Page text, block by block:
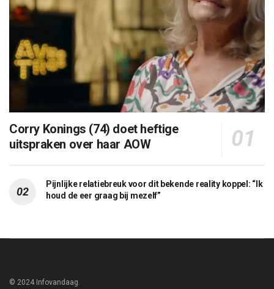
Corry Konings (74) doet heftige
uitspraken over haar AOW
Pijnlijke relatiebreuk voor dit bekende reality koppel: “Ik
houd de eer graag bij mezelf”
© 2024 Infovandaag.